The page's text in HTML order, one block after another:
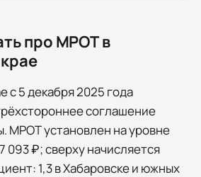
про МРОТ в
с 5 декабря 2025 года
соглашение
МРОТ установлен на уровне
093 ₽; сверху начисляется
1,3 в Хабаровске и южных